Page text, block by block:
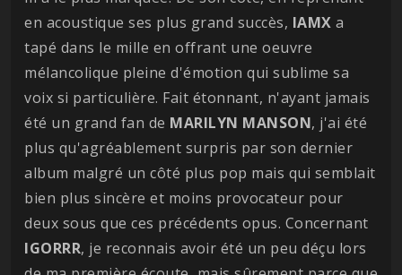
en acoustique ses plus grand succès, IAMX a
tapé dans le mille en offrant une oeuvre
mélancolique pleine d'émotion qui sublime sa
voix si particulière. Fait étonnant, n'ayant jamais
été un grand fan de MARILYN MANSON, j'ai été
plus qu'agréablement surpris par son dernier
album malgré un côté plus pop mais qui semblait
bien plus sincère et moins provocateur pour
deux sous que ces précédents opus. Concernant
IGORRR, je reconnais avoir été un peu déçu lors